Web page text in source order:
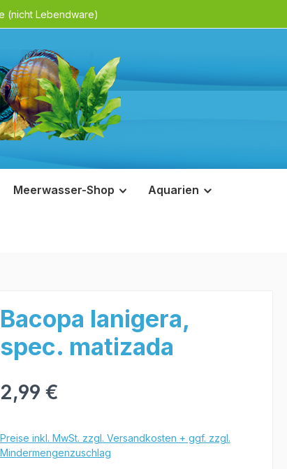
(nicht Lebendware)
Meerwasser-Shop Aquarien
Bacopa lanigera,
spec. matizada
2,99 €
Preise inkl. MwSt. zzgl. Versandkosten + ggf. zzgl.
Mindermengenzuschlag